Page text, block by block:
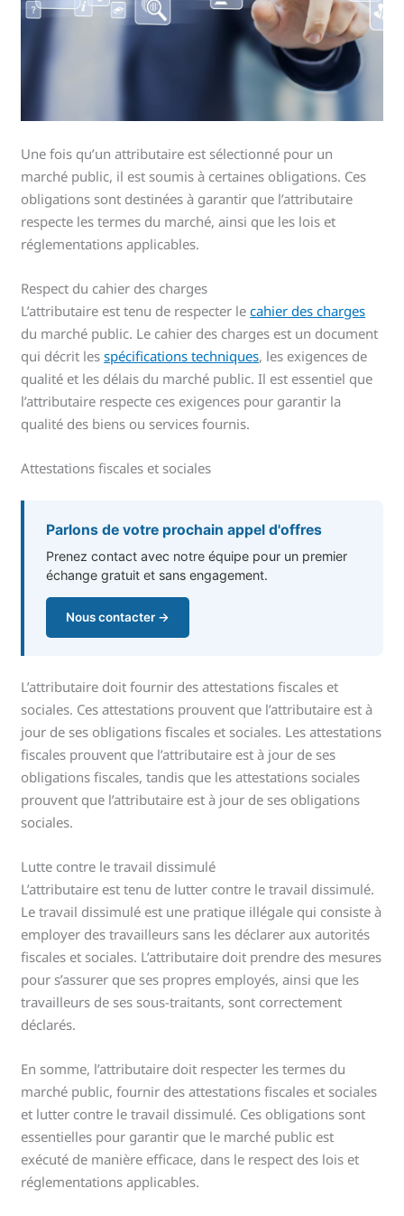
Une fois qu’un attributaire est sélectionné pour un
marché public, il est soumis à certaines obligations. Ces
obligations sont destinées à garantir que l’attributaire
respecte les termes du marché, ainsi que les lois et
réglementations applicables.
Respect du cahier des charges
L’attributaire est tenu de respecter lecahier des charges
du marché public. Le cahier des charges est un document
qui décrit lesspécifications techniques, les exigences de
qualité et les délais du marché public. Il est essentiel que
l’attributaire respecte ces exigences pour garantir la
qualité des biens ou services fournis.
Attestations fiscales et sociales
Parlons de votre prochain appel d'offres
Prenez contact avec notre équipe pour un premier
échange gratuit et sans engagement.
Nous contacter →
L’attributaire doit fournir des attestations fiscales et
sociales. Ces attestations prouvent que l’attributaire est à
jour de ses obligations fiscales et sociales. Les attestations
fiscales prouvent que l’attributaire est à jour de ses
obligations fiscales, tandis que les attestations sociales
prouvent que l’attributaire est à jour de ses obligations
sociales.
Lutte contre le travail dissimulé
L’attributaire est tenu de lutter contre le travail dissimulé.
Le travail dissimulé est une pratique illégale qui consiste à
employer des travailleurs sans les déclarer aux autorités
fiscales et sociales. L’attributaire doit prendre des mesures
pour s’assurer que ses propres employés, ainsi que les
travailleurs de ses sous-traitants, sont correctement
déclarés.
En somme, l’attributaire doit respecter les termes du
marché public, fournir des attestations fiscales et sociales
et lutter contre le travail dissimulé. Ces obligations sont
essentielles pour garantir que le marché public est
exécuté de manière efficace, dans le respect des lois et
réglementations applicables.